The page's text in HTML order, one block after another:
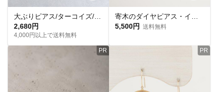
2,680円
4,000円以上で送料無料
5,500円 送料無料
PR PR